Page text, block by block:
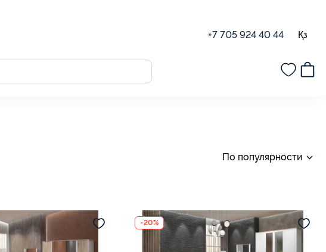
+7 705 924 40 44 Қз
По популярности
-20%